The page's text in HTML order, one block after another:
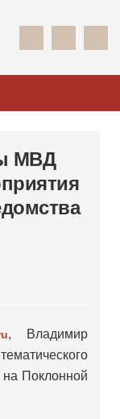
МВД
, Владимир
Поклонной